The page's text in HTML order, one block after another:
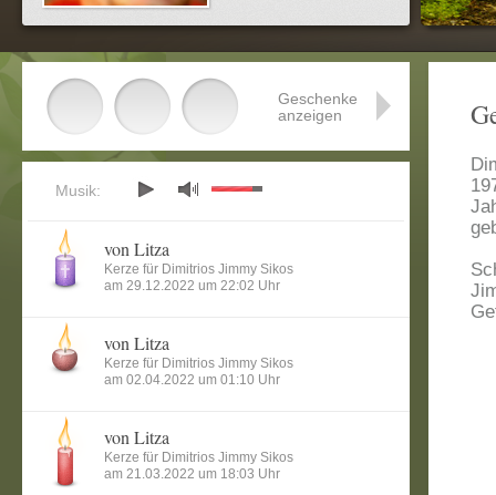
Geschenke
anzeigen
Musik:
von Litza
Kerze für Dimitrios Jimmy Sikos
am 29.12.2022 um 22:02 Uhr
von Litza
Kerze für Dimitrios Jimmy Sikos
am 02.04.2022 um 01:10 Uhr
von Litza
Kerze für Dimitrios Jimmy Sikos
am 21.03.2022 um 18:03 Uhr